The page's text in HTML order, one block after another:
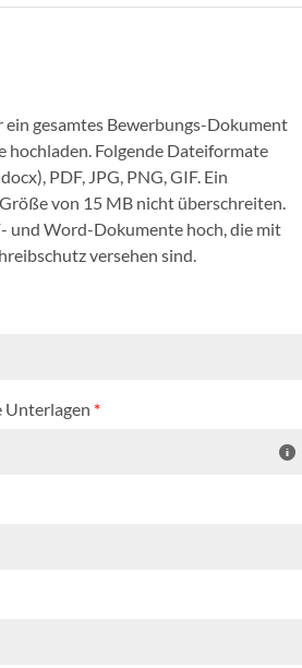
ein gesamtes Bewerbungs-Dokument
hochladen. Folgende Dateiformate
PDF, JPG, PNG, GIF. Ein
von 15 MB nicht überschreiten.
und Word-Dokumente hoch, die mit
versehen sind.
Unterlagen *